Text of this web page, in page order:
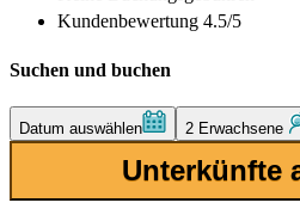
Kundenbewertung 4.5/5
Suchen und buchen
Datum auswählen 2 Erwachsene
Unterkünfte